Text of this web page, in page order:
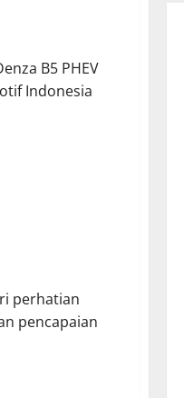
B5 PHEV
Indonesia
perhatian
pencapaian